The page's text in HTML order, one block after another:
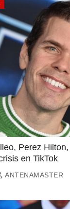
Perez
en TikTok
ANTENAMASTER